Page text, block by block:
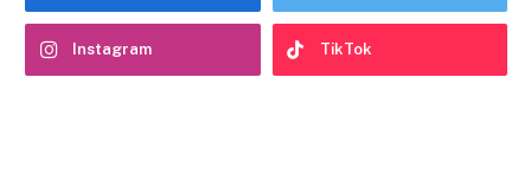
Instagram TikTok